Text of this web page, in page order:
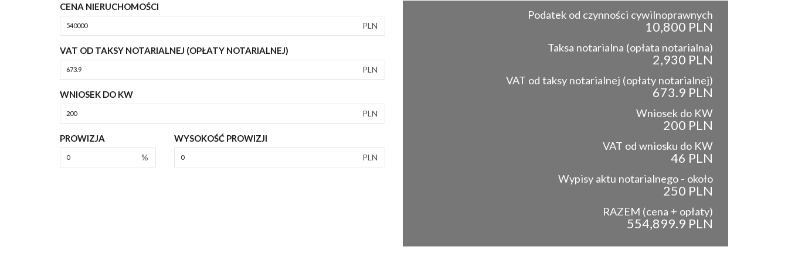
CENA NIERUCHOMOŚCI
PLN
VAT OD TAKSY NOTARIALNEJ (OPŁATY NOTARIALNEJ)
PLN
WNIOSEK DO KW
PLN
PROWIZJA
%
WYSOKOŚĆ PROWIZJI
PLN
Podatek od czynności cywilnoprawnych
10,800 PLN
Taksa notarialna (opłata notarialna)
2,930 PLN
VAT od taksy notarialnej (opłaty notarialnej)
673.9 PLN
Wniosek do KW
200 PLN
VAT od wniosku do KW
46 PLN
Wypisy aktu notarialnego - około
250 PLN
RAZEM (cena + opłaty)
554,899.9 PLN